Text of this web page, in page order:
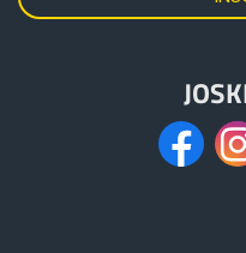
VINDEN & KOPEN